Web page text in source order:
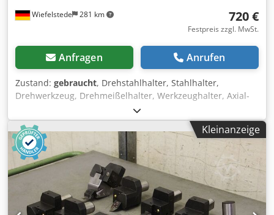
Wiefelstede 281 km 720 €
Festpreis zzgl. MwSt.
Anfragen Anrufen
Zustand: gebraucht, Drehstahlhalter, Stahlhalter,
Drehwerkzeug, Drehmeißelhalter, Werkzeughalter, Axial-
Werkzeughalter, angetriebenes Werkzeug, Stangengreifer,
Gewindeschneidkopf -Hersteller: Sandvik, 17 Stück
Drehwerkzeuge mit Werkzeugständer -Aufnahme: Ø 40
mm -Verschiedene Typen: siehe Fotos, weitere Bilder
zusendbar -Verkauf: wird nur komplett verkauft -
Abmessung ges.: 400/660/H500 mm Dcodpfx Asgl Dutjlcok -
Kleinanzeige